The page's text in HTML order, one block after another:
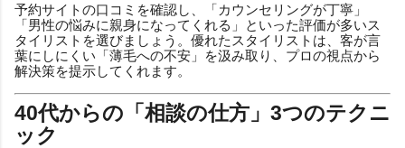
予約サイトの口コミを確認し、「カウンセリングが丁寧」
「男性の悩みに親身になってくれる」といった評価が多いス
タイリストを選びましょう。優れたスタイリストは、客が言
葉にしにくい「薄毛への不安」を汲み取り、プロの視点から
解決策を提示してくれます。
40代からの「相談の仕方」3つのテクニ
ック